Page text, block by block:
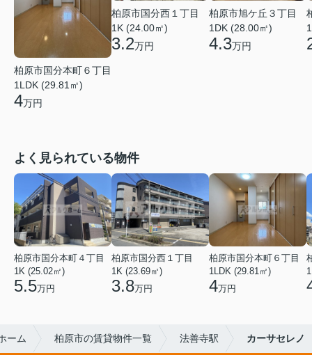
柏原市国分本町６丁目
1LDK (29.81㎡)
4万円
柏原市国分西１丁目
1K (24.00㎡)
3.2万円
柏原市旭ケ丘３丁目
1DK (28.00㎡)
4.3万円
よく見られている物件
柏原市国分本町４丁目
1K (25.02㎡)
5.5万円
柏原市国分西１丁目
1K (23.69㎡)
3.8万円
柏原市国分本町６丁目
1LDK (29.81㎡)
4万円
ーム 柏原市の賃貸物件一覧 法善寺駅 カーサセレノ